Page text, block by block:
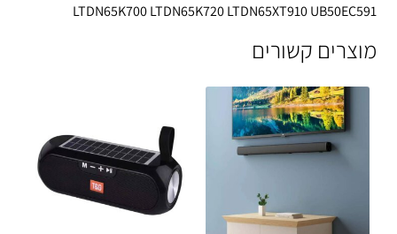
LTDN65K700 LTDN65K720 LTDN65XT910 UB50EC591
מוצרים קשורים